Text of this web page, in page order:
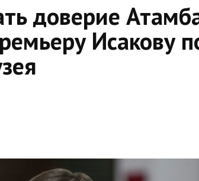
доверие
Исакову